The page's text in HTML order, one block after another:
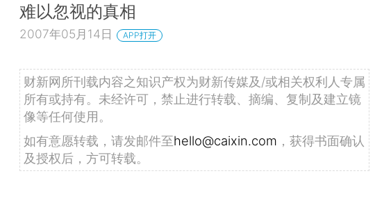
难以忽视的真相
2007年05月14日 APP打开
财新网所刊载内容之知识产权为财新传媒及/或相关权利人专属
所有或持有。未经许可，禁止进行转载、摘编、复制及建立镜
像等任何使用。
如有意愿转载，请发邮件至hello@caixin.com ，获得书面确认
及授权后，方可转载。